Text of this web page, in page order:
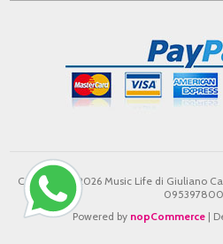
Copyright © 2026 Music Life di Giuliano
Powered by nopCommerce|